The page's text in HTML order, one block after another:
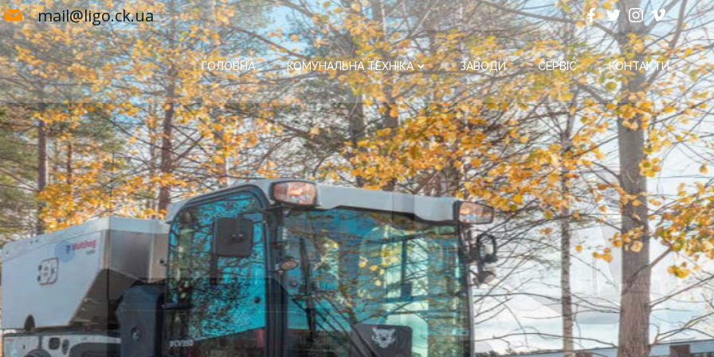
mail@ligo.ck.ua
ГОЛОВНА КОМУНАЛЬНА ТЕХНІКА ЗАВОДИ СЕРВІС КОНТАКТИ